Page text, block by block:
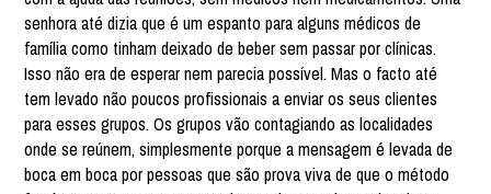
senhora até dizia que é um espanto para alguns médicos de
família como tinham deixado de beber sem passar por clínicas.
Isso não era de esperar nem parecia possível. Mas o facto até
tem levado não poucos profissionais a enviar os seus clientes
para esses grupos. Os grupos vão contagiando as localidades
onde se reúnem, simplesmente porque a mensagem é levada de
boca em boca por pessoas que são prova viva de que o método